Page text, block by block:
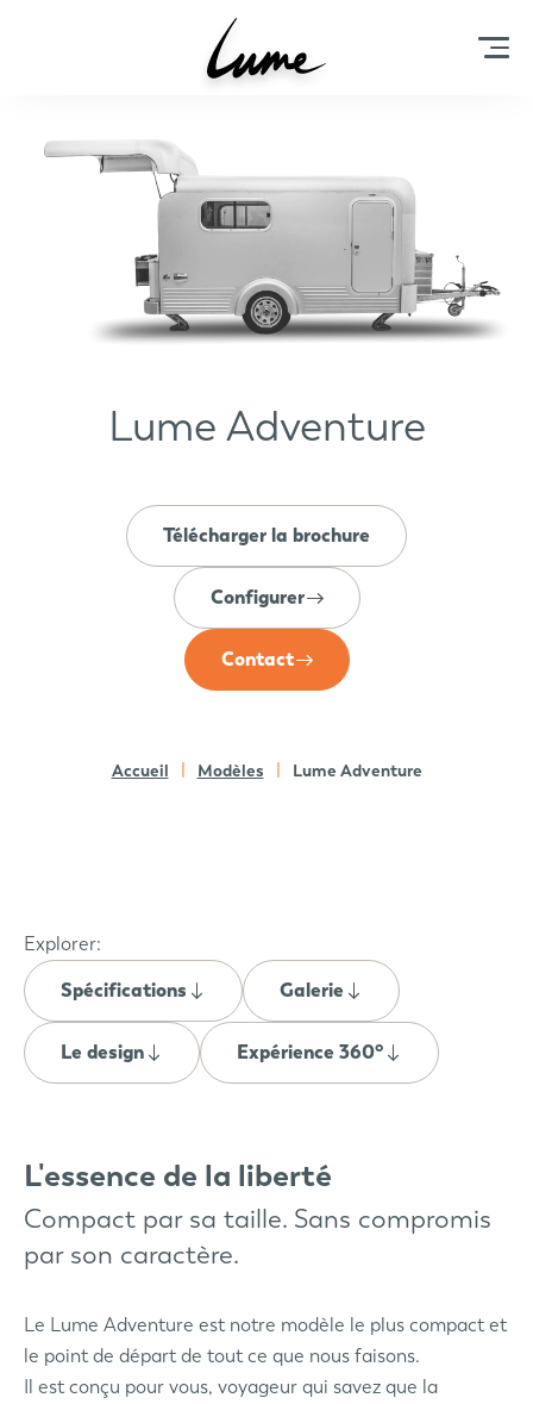
Accueil Modèles Lume Adventure
Lume Adventure
Télécharger la brochure
Configurer
Contact
Explorer:
Spécifications
Galerie
Le design Expérience 360°
L'essence de la liberté
Compact par sa taille. Sans compromis
par son caractère.
Le Lume Adventure est notre modèle le plus compact et
le point de départ de tout ce que nous faisons.
Il est conçu pour vous, voyageur qui savez que la